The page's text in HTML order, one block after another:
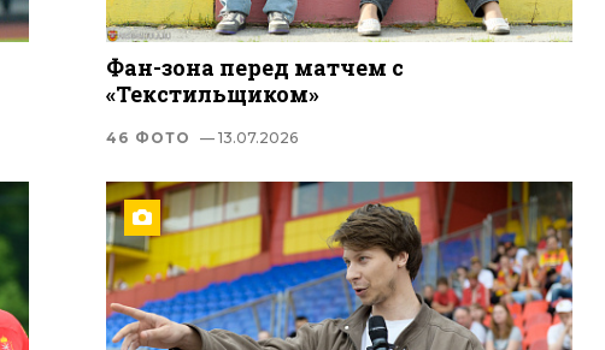
Фан-зона перед матчем с
«Текстильщиком»
46 ФОТО — 13.07.2026